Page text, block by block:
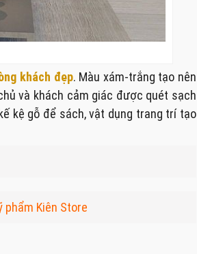
khách đẹp. Màu xám-trắng tạo nên
và khách cảm giác được quét sạch
kệ gỗ để sách, vật dụng trang trí tạo
phẩm Kiên Store